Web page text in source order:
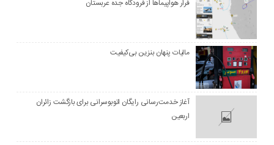
فرار هواپیماها از فرودگاه جده عربستان
مالیات پنهان بنزین بی‌کیفیت
آغاز خدمت‌رسانی رایگان اتوبوسرانی برای بازگشت زائران
اربعین